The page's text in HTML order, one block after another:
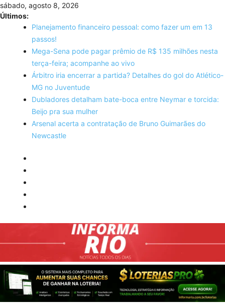
Skip
to
content
sábado, agosto 8, 2026
Últimos:
Planejamento financeiro pessoal: como fazer um em 13
passos!
Mega-Sena pode pagar prêmio de R$ 135 milhões nesta
terça-feira; acompanhe ao vivo
Árbitro iria encerrar a partida? Detalhes do gol do Atlético-
MG no Juventude
Dubladores detalham bate-boca entre Neymar e torcida:
Beijo pra sua mulher
Arsenal acerta a contratação de Bruno Guimarães do
Newcastle